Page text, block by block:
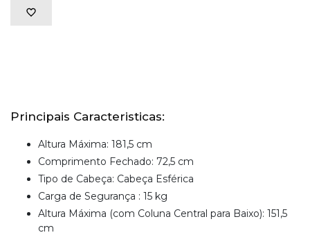
Principais Caracteristicas:
Altura Máxima: 181,5 cm
Comprimento Fechado: 72,5 cm
Tipo de Cabeça: Cabeça Esférica
Carga de Segurança : 15 kg
Altura Máxima (com Coluna Central para Baixo): 151,5
cm